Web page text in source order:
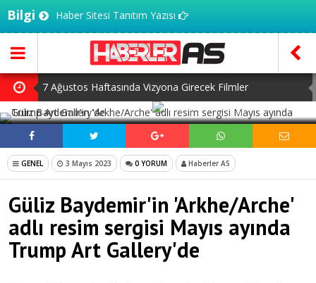
Bilgi Haber Sitesi Tanıtım Yazısı
7 Ağustos Haftasında Vizyona Girecek Filmler
Mürsel Ferhat Sağlam Tek Rumeli Tv’de Marka Atölyesi
Programına Konuk Oldu
Dijitalleşme Ebelik Hizmetlerini Dönüştürüyor
İnsanlar Saç Ekimi İçin Neden Türkiye’ye Geliyor?
Kilo Vermek mi, Yağ Vermek mi? Aynı Şey Sanıyoruz Ama
Değil!
SOSYAL MEDYADA PAYLAŞ
GENEL 3 Mayıs 2023 0 YORUM Haberler AS
Güliz Baydemir'in 'Arkhe/Arche'
adlı resim sergisi Mayıs ayında
Trump Art Gallery'de